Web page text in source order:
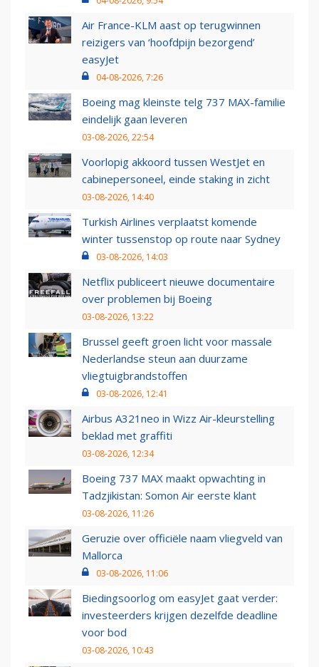
Air France-KLM aast op terugwinnen
reizigers van ‘hoofdpijn bezorgend’
easyJet
04-08-2026, 7:26
Boeing mag kleinste telg 737 MAX-familie
eindelijk gaan leveren
03-08-2026, 22:54
Voorlopig akkoord tussen WestJet en
cabinepersoneel, einde staking in zicht
03-08-2026, 14:40
Turkish Airlines verplaatst komende
winter tussenstop op route naar Sydney
03-08-2026, 14:03
Netflix publiceert nieuwe documentaire
over problemen bij Boeing
03-08-2026, 13:22
Brussel geeft groen licht voor massale
Nederlandse steun aan duurzame
vliegtuigbrandstoffen
03-08-2026, 12:41
Airbus A321neo in Wizz Air-kleurstelling
beklad met graffiti
03-08-2026, 12:34
Boeing 737 MAX maakt opwachting in
Tadzjikistan: Somon Air eerste klant
03-08-2026, 11:26
Geruzie over officiële naam vliegveld van
Mallorca
03-08-2026, 11:06
Biedingsoorlog om easyJet gaat verder:
investeerders krijgen dezelfde deadline
voor bod
03-08-2026, 10:43